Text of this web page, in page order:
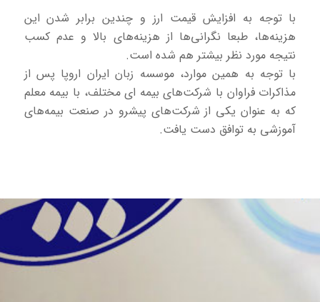
با توجه به افزایش قیمت ارز و چندین برابر شدن این
هزینه‌ها، طبعا نگرانی‌ها از هزینه‌های بالا و عدم کسب
نتیجه مورد نظر بیشتر هم شده است.
با توجه به همین موارد، موسسه زبان ایران اروپا پس از
مذاکرات فراوان با شرکت‌های بیمه ای مختلف، با بیمه معلم
که به عنوان یکی از شرکت‌های پیشرو در صنعت بیمه‌های
آموزشی به توافق دست یافت.